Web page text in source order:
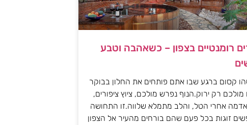
רומנטיים בצפון – כשאהבה וטבע
קסום ברגע שבו אתם פותחים את החלון בבוקר
מולכם רק ירוק.הנוף נפרש מולכם, ציוץ ציפורים,
אחרי הטל, והלב מתמלא שלווה.זו התחושה
זוגות בכל פעם שהם בורחים מהעיר אל הצפון